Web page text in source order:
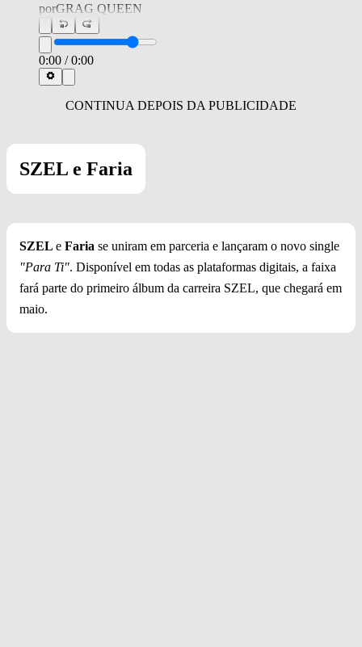
porGRAG QUEEN
0:00 /0:00
SZEL e Faria
SZEL e Faria se uniram em parceria e lançaram o novo single
"Para Ti". Disponível em todas as plataformas digitais, a faixa
fará parte do primeiro álbum da carreira SZEL, que chegará em
maio.